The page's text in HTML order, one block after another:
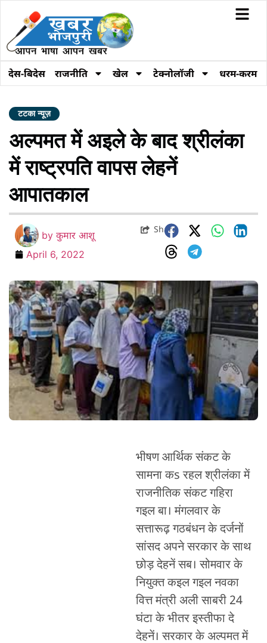
देस-बिदेस राजनीति खेल टेक्नोलॉजी धरम-करम
टटका न्यूज़
अल्पमत में अइले के बाद श्रीलंका
में राष्ट्रपति वापस लेहनें
आपातकाल
by कुमार आशू
April 6, 2022
Share
भीषण आर्थिक संकट के
सामना कs रहल श्रीलंका में
राजनीतिक संकट गहिरा
गइल बा। मंगलवार के
सत्तारूढ़ गठबंधन के दर्जनों
सांसद अपने सरकार के साथ
छोड़ देहनें सब। सोमवार के
नियुक्त कइल गइल नवका
वित्त मंत्री अली साबरी 24
घंटा के भीतर इस्तीफा दे
देहनें। सरकार के अल्पमत में